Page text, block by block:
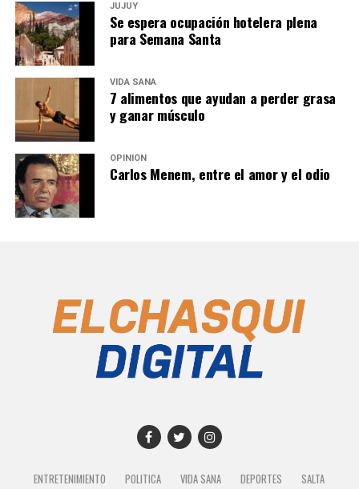
JUJUY
Se espera ocupación hotelera plena
para Semana Santa
VIDA SANA
7 alimentos que ayudan a perder grasa
y ganar músculo
OPINIÓN
Carlos Menem, entre el amor y el odio
ENTRETENIMIENTO POLITICA VIDA SANA DEPORTES SALTA